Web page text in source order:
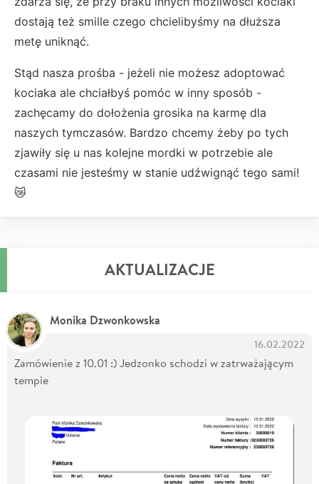
dostają też smille czego chcielibyśmy na dłuższa
metę uniknąć.
Stąd nasza prośba - jeżeli nie możesz adoptować
kociaka ale chciałbyś pomóc w inny sposób -
zachęcamy do dołożenia grosika na karmę dla
naszych tymczasów. Bardzo chcemy żeby po tych
zjawiły się u nas kolejne mordki w potrzebie ale
czasami nie jesteśmy w stanie udźwignąć tego sami!
😿
AKTUALIZACJE
Monika Dzwonkowska
16.02.2022
Zamówienie z 10.01 :) Jedzonko schodzi w zatrważającym
tempie